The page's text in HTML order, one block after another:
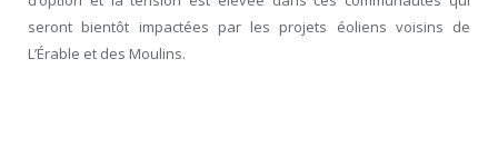
seront bientôt impactées par les projets éoliens voisins de
L’Érable et des Moulins.